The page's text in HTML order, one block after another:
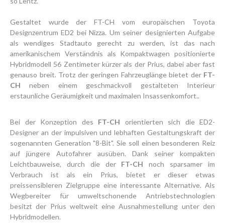
Gestaltet wurde der FT-CH vom europäischen Toyota
Designzentrum ED2 bei Nizza. Um seiner designierten Aufgabe
als wendiges Stadtauto gerecht zu werden, ist das nach
amerikanischem Verständnis als Kompaktwagen positionierte
Hybridmodell 56 Zentimeter kürzer als der Prius, dabei aber fast
genauso breit. Trotz der geringen Fahrzeuglänge bietet der FT-
CH neben einem geschmackvoll gestalteten Interieur
erstaunliche Geräumigkeit und maximalen Insassenkomfort..
Bei der Konzeption des FT-CH orientierten sich die ED2-
Designer an der impulsiven und lebhaften Gestaltungskraft der
sogenannten Generation "8-Bit". Sie soll einen besonderen Reiz
auf jüngere Autofahrer ausüben. Dank seiner kompakten
Leichtbauweise, durch die der FT-CH noch sparsamer im
Verbrauch ist als ein Prius, bietet er dieser etwas
preissensibleren Zielgruppe eine interessante Alternative. Als
Wegbereiter für umweltschonende Antriebstechnologien
besitzt der Prius weltweit eine Ausnahmestellung unter den
Hybridmodellen.